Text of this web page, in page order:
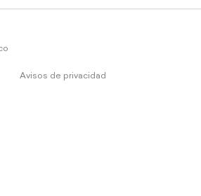
Avisos de privacidad